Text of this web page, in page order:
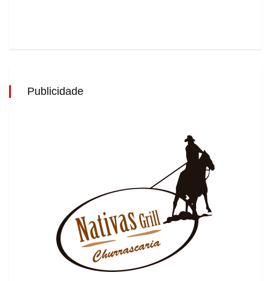
Publicidade